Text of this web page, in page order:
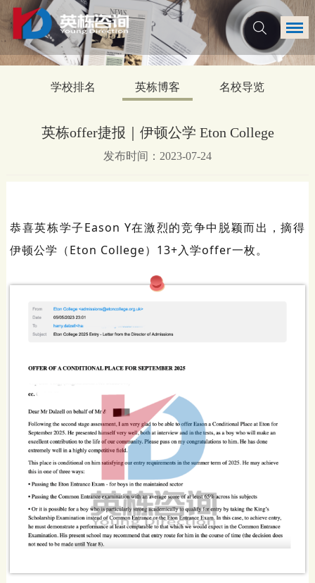
学校排名 英栋博客 名校导览
英栋offer捷报｜伊顿公学 Eton College
发布时间：2023-07-24
恭喜英栋学子Eason Y在激烈的竞争中脱颖而出，摘得
伊顿公学（Eton College）13+入学offer一枚。